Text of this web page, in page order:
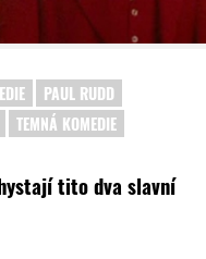
PAUL RUDD
TEMNÁ KOMEDIE
tito dva slavní